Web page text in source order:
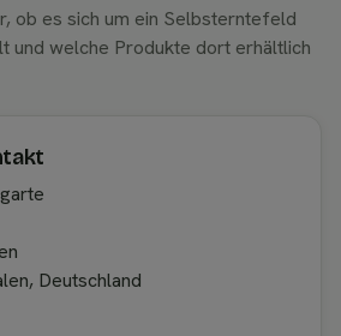
ob es sich um ein Selbsterntefeld
und welche Produkte dort erhältlich
Deutschland